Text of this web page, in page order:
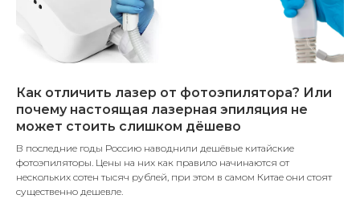
Как отличить лазер от фотоэпилятора? Или
почему настоящая лазерная эпиляция не
может стоить слишком дёшево
В последние годы Россию наводнили дешёвые китайские
фотоэпиляторы. Цены на них как правило начинаются от
нескольких сотен тысяч рублей, при этом в самом Китае они стоят
существенно дешевле.